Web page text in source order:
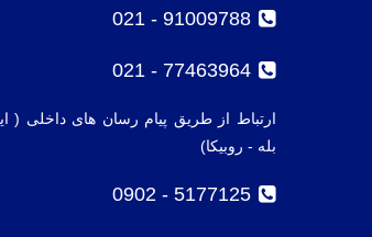
91009788 - 021
77463964 - 021
ارتباط از طریق پیام رسان های داخلی (
بله - روبیکا)
5177125 - 0902